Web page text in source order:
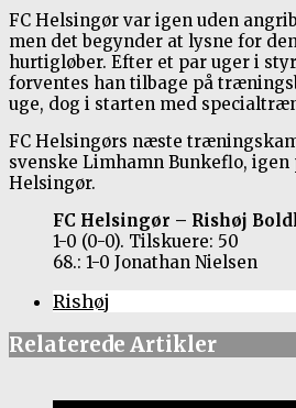
FC Helsingør var igen uden
men det begynder at lysne for
hurtigløber. Efter et par uger i
forventes han tilbage på
uge, dog i starten med
FC Helsingørs næste
svenske Limhamn Bunkeflo,
Helsingør.
FC Helsingør – Rishøj
1-0 (0-0). Tilskuere: 50
68.: 1-0 Jonathan Nielsen
Rishøj
Relaterede Artikler